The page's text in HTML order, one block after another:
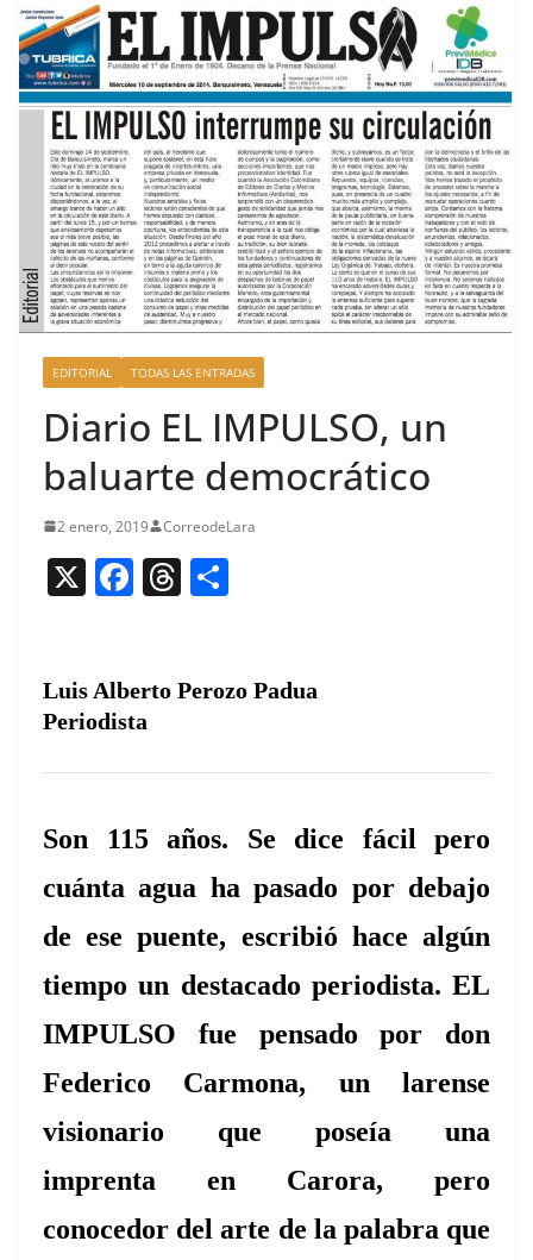
EDITORIAL TODAS LAS ENTRADAS
Diario EL IMPULSO, un
baluarte democrático
2 enero, 2019 CorreodeLara
X F
a
e
b
o
k
T
h
a
s
p
tir
Luis Alberto Perozo Padua
Periodista
Son 115 años. Se dice fácil pero
cuánta agua ha pasado por debajo
de ese puente, escribió hace algún
tiempo un destacado periodista. EL
IMPULSO fue pensado por don
Federico Carmona, un larense
visionario que poseía una
imprenta en Carora, pero
conocedor del arte de la palabra que